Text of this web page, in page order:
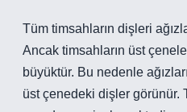
Tüm timsahların dişleri
Ancak timsahların üst
büyüktür. Bu nedenle
üst çenedeki dişler görünür.